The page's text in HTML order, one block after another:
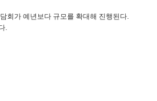
회가 예년보다 규모를 확대해 진행된다.
.